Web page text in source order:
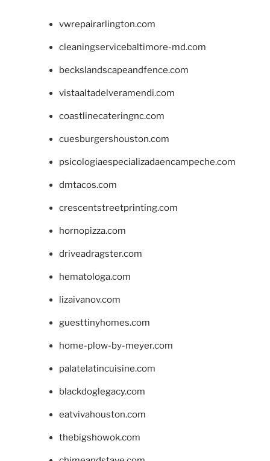
vwrepairarlington.com
cleaningservicebaltimore-md.com
beckslandscapeandfence.com
vistaaltadelveramendi.com
coastlinecateringnc.com
cuesburgershouston.com
psicologiaespecializadaencampeche.com
dmtacos.com
crescentstreetprinting.com
hornopizza.com
driveadragster.com
hematologa.com
lizaivanov.com
guesttinyhomes.com
home-plow-by-meyer.com
palatelatincuisine.com
blackdoglegacy.com
eatvivahouston.com
thebigshowok.com